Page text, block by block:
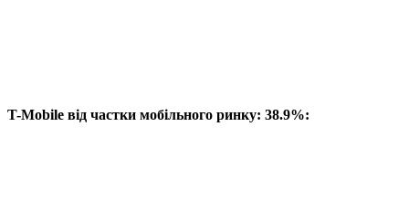
T-Mobile від частки мобільного ринку: 38.9%: